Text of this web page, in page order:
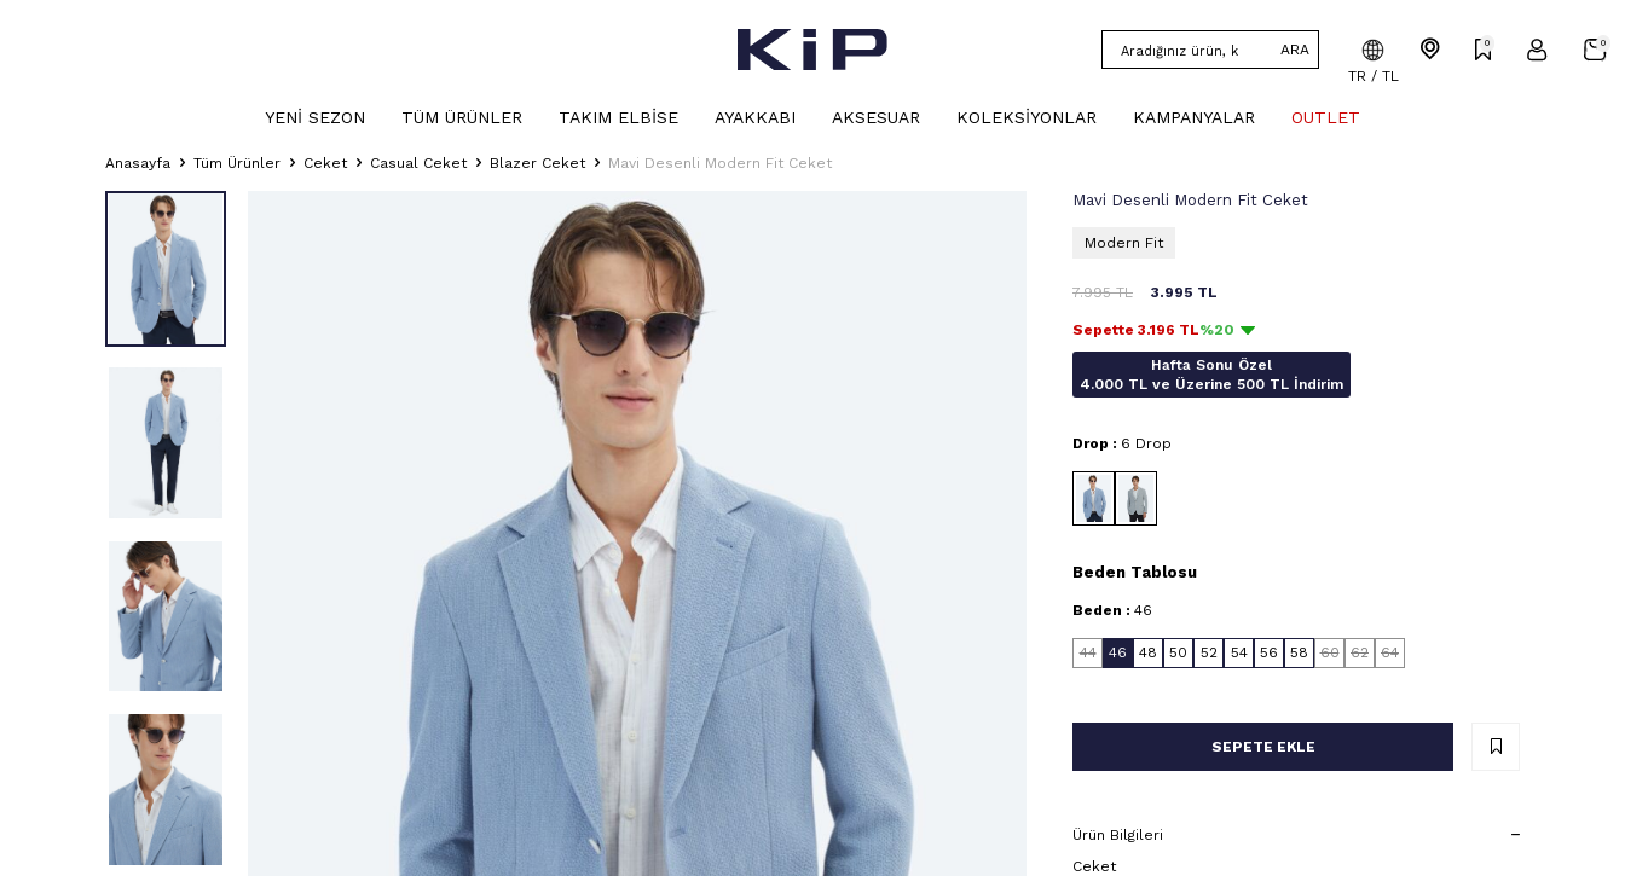
ARA
TR / TL
0 0
YENI SEZON TÜM ÜRÜNLER TAKIM ELBISE AYAKKABI AKSESUAR KOLEKSIYONLAR KAMPANYALAR OUTLET
Anasayfa Tüm Ürünler Ceket Casual Ceket Blazer Ceket Mavi Desenli Modern Fit Ceket
Mavi Desenli Modern Fit Ceket
Modern Fit
7.995TL 3.995 TL
Sepette 3.196 TL%20
Hafta Sonu Özel
4.000 TL ve Üzerine 500 TL İndirim
Drop : 6 Drop
Beden Tablosu
Beden : 46
44 46 48 50 52 54 56 58 60 62 64
SEPETE EKLE
Ürün Bilgileri
Ceket